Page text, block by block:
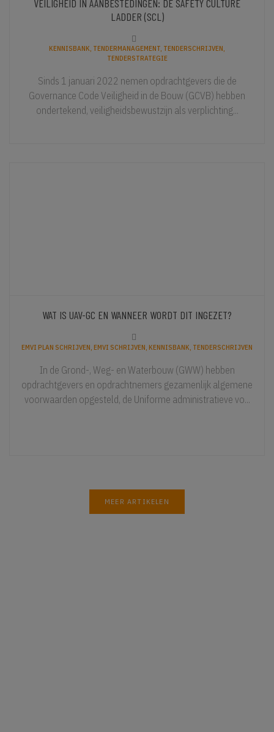
VEILIGHEID IN AANBESTEDINGEN: DE SAFETY CULTURE
LADDER (SCL)
KENNISBANK TENDERMANAGEMENT TENDERSCHRIJVEN
TENDERSTRATEGIE
Sinds 1 januari 2022 nemen opdrachtgevers die de
Governance Code Veiligheid in de Bouw (GCVB) hebben
ondertekend, veiligheidsbewustzijn als verplichting...
WAT IS UAV-GC EN WANNEER WORDT DIT INGEZET?
EMVI PLAN SCHRIJVEN, EMVI SCHRIJVEN, KENNISBANK, TENDERSCHRIJVEN
In de Grond-, Weg- en Waterbouw (GWW) hebben
opdrachtgevers en opdrachtnemers gezamenlijk algemene
voorwaarden opgesteld, de Uniforme administratieve vo...
MEER ARTIKELEN